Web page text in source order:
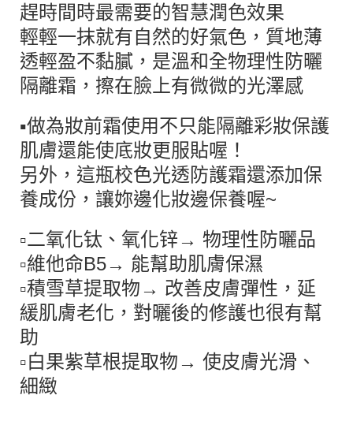
趕時間時最需要的智慧潤色效果
輕輕一抹就有自然的好氣色，質地薄
透輕盈不黏膩，是溫和全物理性防曬
隔離霜，擦在臉上有微微的光澤感
▪️做為妝前霜使用不只能隔離彩妝保護
肌膚還能使底妝更服貼喔！
另外，這瓶校色光透防護霜還添加保
養成份，讓妳邊化妝邊保養喔~
▫️二氧化钛、氧化锌→ 物理性防曬品
▫️維他命B5→ 能幫助肌膚保濕
▫️積雪草提取物→ 改善皮膚彈性，延
緩肌膚老化，對曬後的修護也很有幫
助
▫️白果紫草根提取物→ 使皮膚光滑、
細緻